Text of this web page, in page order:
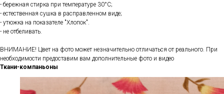
- бережная стирка при температуре 30°С;
- естественная сушка в расправленном виде;
- утюжка на показателе "Хлопок".
- не отбеливать.
ВНИМАНИЕ! Цвет на фото может незначительно отличаться от реального. При
необходимости предоставим вам дополнительные фото и видео
Ткани-компаньоны